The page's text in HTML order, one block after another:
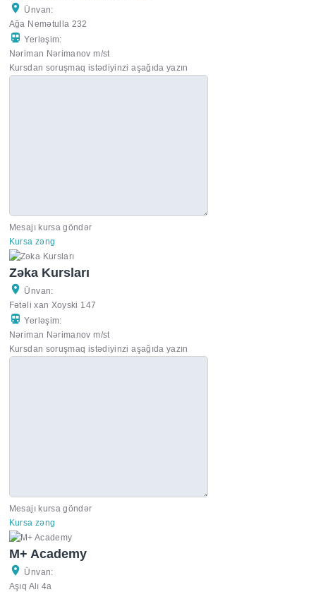
Ünvan:
Ağa Nemətulla 232
Yerləşim:
Nəriman Nərimanov m/st
Kursdan soruşmaq istədiyinzi aşağıda yazın
Mesajı kursa göndər
Kursa zəng
Zəka Kursları
Ünvan:
Fətəli xan Xoyski 147
Yerləşim:
Nəriman Nərimanov m/st
Kursdan soruşmaq istədiyinzi aşağıda yazın
Mesajı kursa göndər
Kursa zəng
M+ Academy
Ünvan:
Aşıq Alı 4a